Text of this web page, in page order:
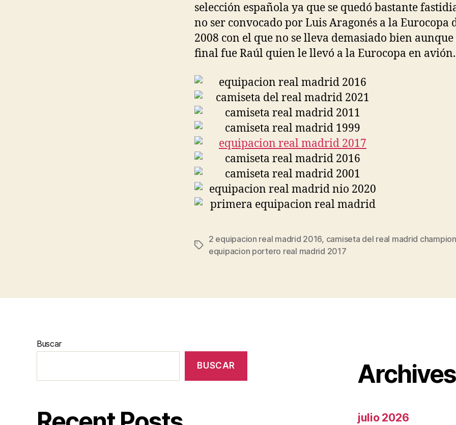
selección española ya que se quedó bastante
no ser convocado por Luis Aragonés a la Eurocopa
2008 con el que no se lleva demasiado bien
final fue Raúl quien le llevó a la Eurocopa en avión.
Etiquetas
2 equipacion real madrid 2016, camiseta del real madrid
equipacion portero real madrid 2017
Buscar
BUSCAR Archives
julio 2026